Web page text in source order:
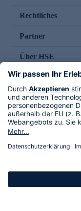
Rechtliches
Partner
Über HSE
Im TV
HSE International